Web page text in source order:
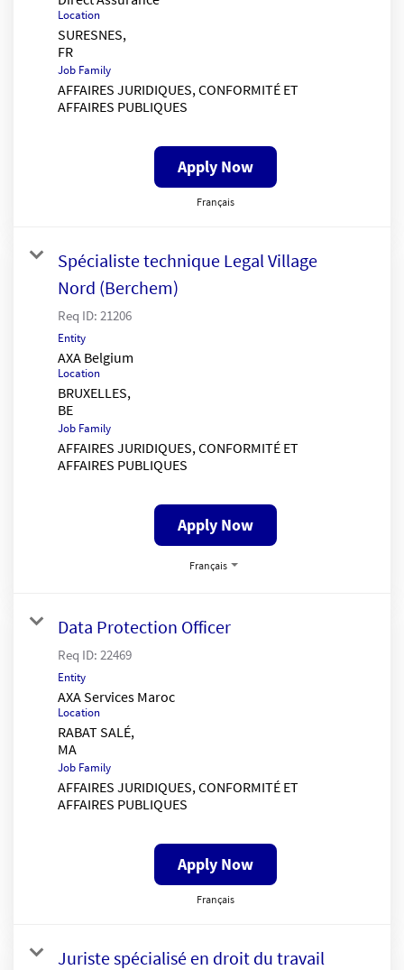
Location
SURESNES,
Job Family
AFFAIRES JURIDIQUES, CONFORMITÉ ET
AFFAIRES PUBLIQUES
Apply Now
Français
Spécialiste technique Legal Village
Nord (Berchem)
Req ID: 21206
Entity
AXA Belgium
Location
BRUXELLES,
Job Family
AFFAIRES JURIDIQUES, CONFORMITÉ ET
AFFAIRES PUBLIQUES
Apply Now
Français
Data Protection Officer
Req ID: 22469
Entity
AXA Services Maroc
Location
RABAT SALÉ,
Job Family
AFFAIRES JURIDIQUES, CONFORMITÉ ET
AFFAIRES PUBLIQUES
Apply Now
Français
Juriste spécialisé en droit du travail